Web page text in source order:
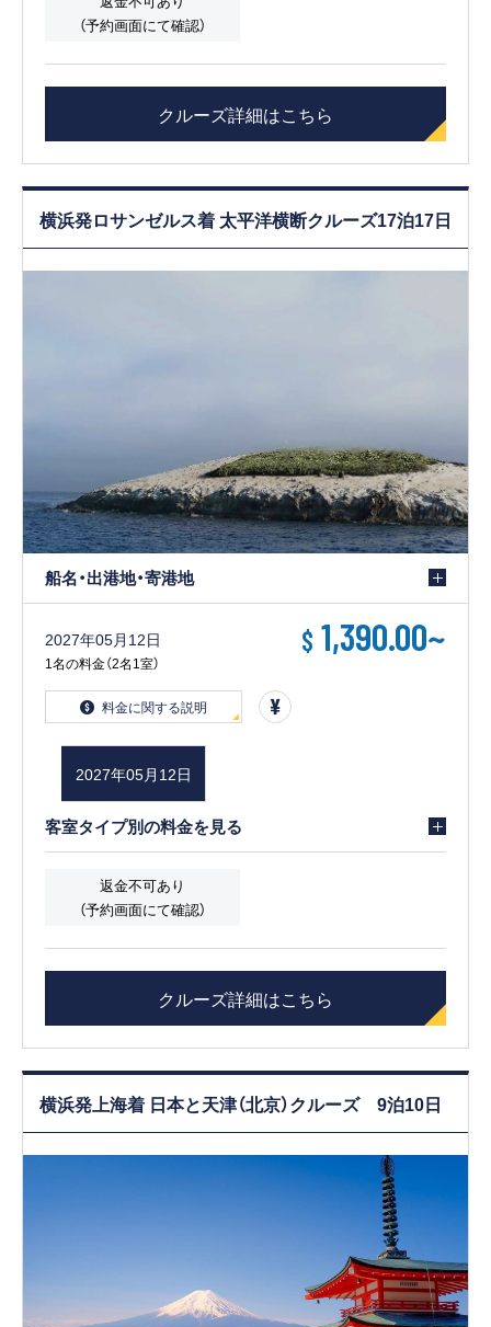
（予約画面にて確認）
クルーズ詳細はこちら
横浜発ロサンゼルス着 太平洋横断クルーズ17泊17日
船名・出港地・寄港地
2027年05月12日
1名の料金（2名1室）
$ 1,390.00~
料金に関する説明
2027年05月12日
客室タイプ別の料金を見る
返金不可あり
（予約画面にて確認）
クルーズ詳細はこちら
横浜発上海着 日本と天津（北京）クルーズ 9泊10日